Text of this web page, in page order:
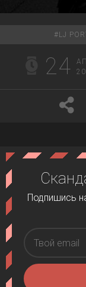
# LJ
24
Подпишись